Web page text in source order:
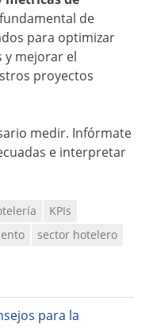
de
para optimizar
y mejorar el
proyectos
medir. Infórmate
e interpretar
KPIs
sector hotelero
para la